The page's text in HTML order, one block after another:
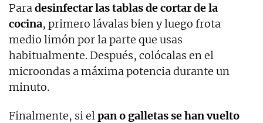
Paradesinfectar las tablas de cortar de la
cocina, primero lávalas bien y luego frota
medio limón por la parte que usas
habitualmente. Después, colócalas en el
microondas a máxima potencia durante un
minuto.
Finalmente, si elpan o galletas se han vuelto